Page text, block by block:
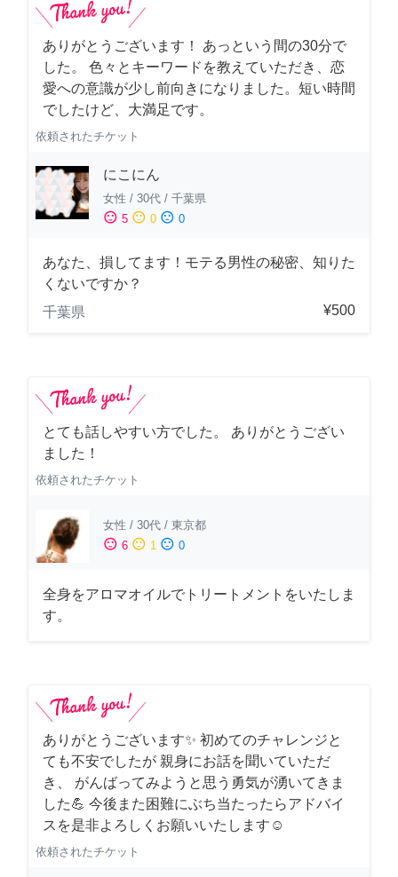
ありがとうございます！ あっという間の30分で
した。 色々とキーワードを教えていただき、恋
愛への意識が少し前向きになりました。短い時間
でしたけど、大満足です。
依頼されたチケット
にこにん
女性 / 30代 / 千葉県
sentiment_satisfied 5 sentiment_neutral 0 sentiment_dissatisfied 0
あなた、損してます！モテる男性の秘密、知りた
くないですか？
千葉県
¥500
とても話しやすい方でした。 ありがとうござい
ました！
依頼されたチケット
女性 / 30代 / 東京都
sentiment_satisfied 6 sentiment_neutral 1 sentiment_dissatisfied 0
全身をアロマオイルでトリートメントをいたしま
す。
ありがとうございます✨ 初めてのチャレンジと
ても不安でしたが 親身にお話を聞いていただ
き、 がんばってみようと思う勇気が湧いてきま
した💪 今後また困難にぶち当たったらアドバイ
スを是非よろしくお願いいたします☺️
依頼されたチケット